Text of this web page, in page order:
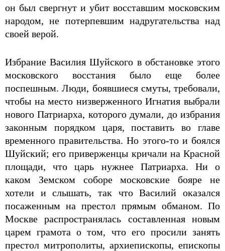
он был свергнут и убит восставшим московским
народом, не потерпевшим надругательства над
своей верой.
Избрание Василия Шуйского в обстановке этого
московского восстания было еще более
поспешным. Люди, боявшиеся смуты, требовали,
чтобы на место низверженного Игнатия выбрали
нового Патриарха, которого думали, до избрания
законным порядком царя, поставить во главе
временного правительства. Но этого-то и боялся
Шуйский; его приверженцы кричали на Красной
площади, что царь нужнее Патриарха. Ни о
каком Земском соборе московские бояре не
хотели и слышать, так что Василий оказался
посаженным на престол прямым обманом. По
Москве распространялась составленная новым
царем грамота о том, что его просили занять
престол митрополиты, архиепископы, епископы